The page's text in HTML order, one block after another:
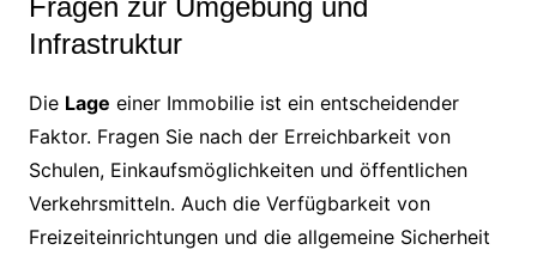
Infrastruktur
Die Lage einer Immobilie ist ein entscheidender
Faktor. Fragen Sie nach der Erreichbarkeit von
Schulen, Einkaufsmöglichkeiten und öffentlichen
Verkehrsmitteln. Auch die Verfügbarkeit von
Freizeiteinrichtungen und die allgemeine Sicherheit